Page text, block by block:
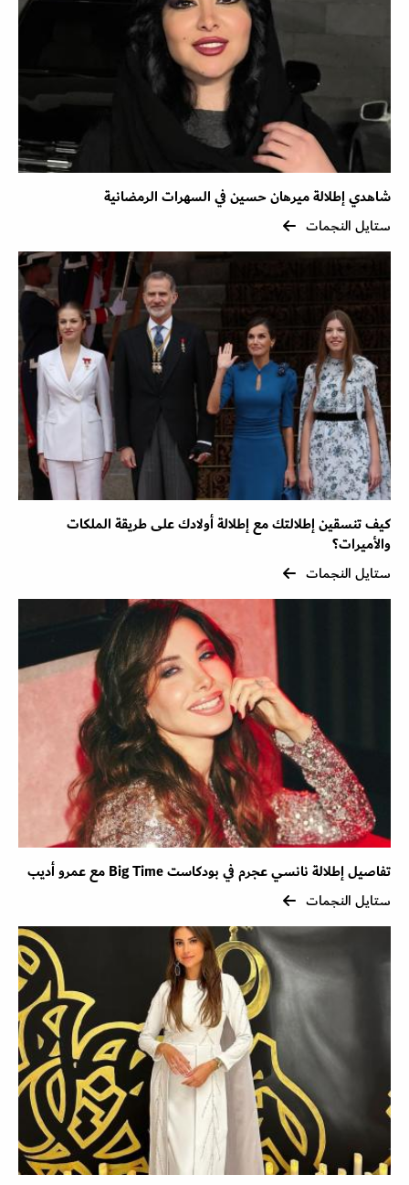
شاهدي إطلالة ميرهان حسين في السهرات الرمضانية
ستايل النجمات
كيف تنسقين إطلالتك مع إطلالة أولادك على طريقة الملكات
والأميرات؟
ستايل النجمات
تفاصيل إطلالة نانسي عجرم في بودكاست Big Time مع عمرو أديب
ستايل النجمات